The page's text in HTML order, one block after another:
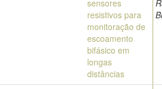
sensores
resistivos para
monitoração de
escoamento
bifásico em
longas
distâncias